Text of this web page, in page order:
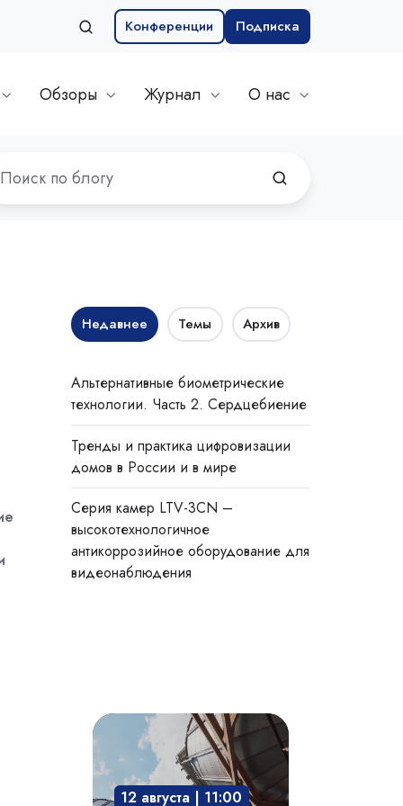
Конференции Подписка
Обзоры Журнал О нас
Недавнее Темы Архив
Альтернативные биометрические
технологии. Часть 2. Сердцебиение
Тренды и практика цифровизации
домов в России и в мире
Cерия камер LTV-3CN –
высокотехнологичное
антикоррозийное оборудование для
видеонаблюдения
Взрывозащита
технологического
оборудования:
защита12 августа | 11:00